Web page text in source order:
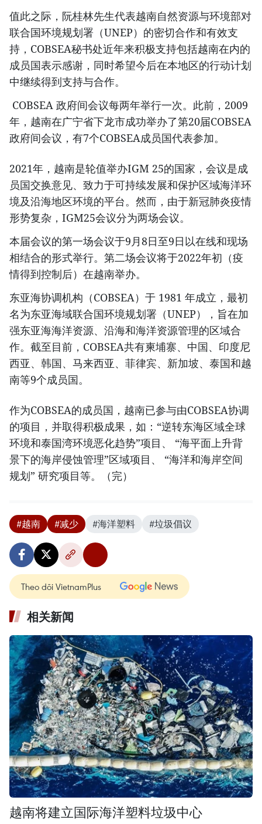
值此之际，阮桂林先生代表越南自然资源与环境部对
联合国环境规划署（UNEP）的密切合作和有效支
持，COBSEA秘书处近年来积极支持包括越南在内的
成员国表示感谢，同时希望今后在本地区的行动计划
中继续得到支持与合作。
COBSEA 政府间会议每两年举行一次。此前，2009
年，越南在广宁省下龙市成功举办了第20届COBSEA
政府间会议，有7个COBSEA成员国代表参加。
2021年，越南是轮值举办IGM 25的国家，会议是成
员国交换意见、致力于可持续发展和保护区域海洋环
境及沿海地区环境的平台。然而，由于新冠肺炎疫情
形势复杂，IGM25会议分为两场会议。
本届会议的第一场会议于9月8日至9日以在线和现场
相结合的形式举行。第二场会议将于2022年初（疫
情得到控制后）在越南举办。
东亚海协调机构（COBSEA）于 1981 年成立，最初
名为东亚海域联合国环境规划署（UNEP），旨在加
强东亚海海洋资源、沿海和海洋资源管理的区域合
作。截至目前，COBSEA共有柬埔寨、中国、印度尼
西亚、韩国、马来西亚、菲律宾、新加坡、泰国和越
南等9个成员国。
作为COBSEA的成员国，越南已参与由COBSEA协调
的项目，并取得积极成果，如：“逆转东海区域全球
环境和泰国湾环境恶化趋势”项目、 “海平面上升背
景下的海岸侵蚀管理”区域项目、 “海洋和海岸空间
规划” 研究项目等。（完）
#越南 #减少 #海洋塑料 #垃圾倡议
Theo dõi VietnamPlus
相关新闻
越南将建立国际海洋塑料垃圾中心